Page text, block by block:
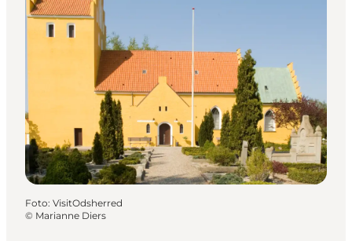
Inspiration
Regionen
Erlebnisse
Unterkünfte
Reiseplanung
Foto: VisitOdsherred
© Marianne Diers